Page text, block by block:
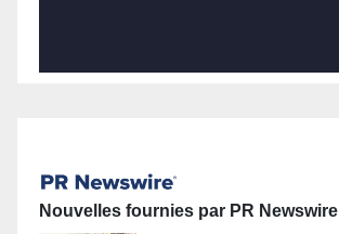
Nouvelles fournies par PR Newswire